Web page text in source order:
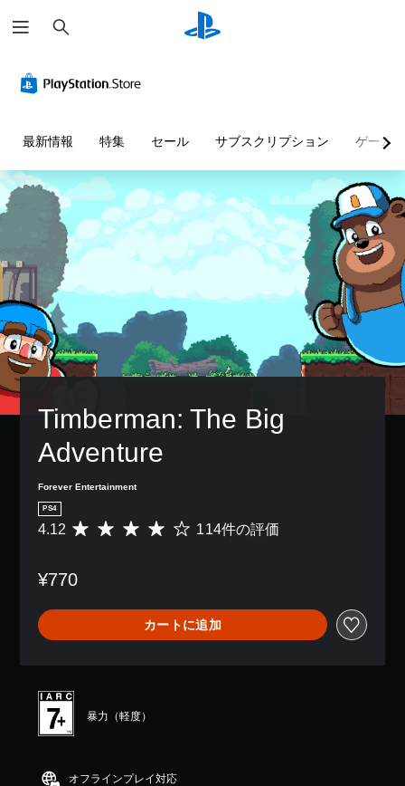
索
最新情報 特集 セール サブスクリプション ゲーム
Timberman: The Big
Adventure
Forever Entertainment
PS4
評
は
1
4
、
評
価
階
4.12 114件の評価
¥770
カートに追加
暴力（軽度）
オフラインプレイ対応